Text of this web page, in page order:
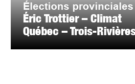
Élections provinciales
Éric Trottier – Climat
Québec – Trois-